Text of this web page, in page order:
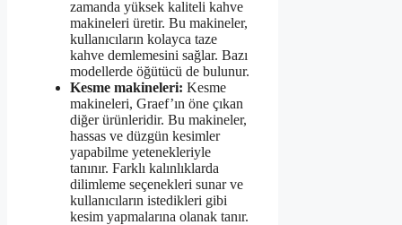
zamanda yüksek kaliteli kahve
makineleri üretir. Bu makineler,
kullanıcıların kolayca taze
kahve demlemesini sağlar. Bazı
modellerde öğütücü de bulunur.
Kesme makineleri: Kesme
makineleri, Graef’ın öne çıkan
diğer ürünleridir. Bu makineler,
hassas ve düzgün kesimler
yapabilme yetenekleriyle
tanınır. Farklı kalınlıklarda
dilimleme seçenekleri sunar ve
kullanıcıların istedikleri gibi
kesim yapmalarına olanak tanır.